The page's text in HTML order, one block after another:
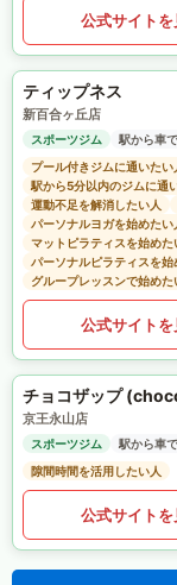
公式サイトを
ティップネス
新百合ヶ丘店
スポーツジム
駅から車
プール付きジムに通いたい
駅から5分以内のジムに通
運動不足を解消したい人
パーソナルヨガを始めたい
マットピラティスを始めた
パーソナルピラティスを始
グループレッスンで始めた
公式サイトを
チョコザップ
京王永山店
スポーツジム
駅から車
隙間時間を活用したい人
公式サイトを